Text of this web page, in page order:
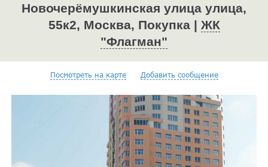
Новочерёмушкинская улица улица,
55к2, Москва, Покупка | ЖК
"Флагман"
Посмотреть на карте Добавить сообщение